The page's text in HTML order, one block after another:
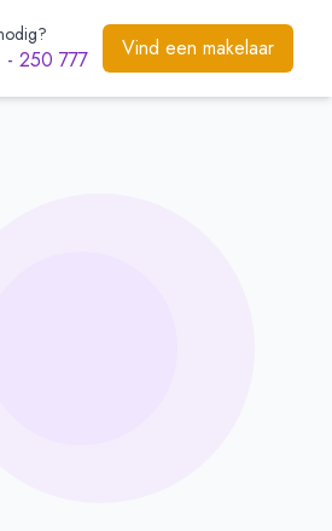
- 250 777 Vind een makelaar